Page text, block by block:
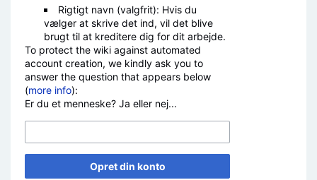
Rigtigt navn (valgfrit): Hvis du
vælger at skrive det ind, vil det blive
brugt til at kreditere dig for dit arbejde.
To protect the wiki against automated
account creation, we kindly ask you to
answer the question that appears below
(more info):
Er du et menneske? Ja eller nej...
Opret din konto